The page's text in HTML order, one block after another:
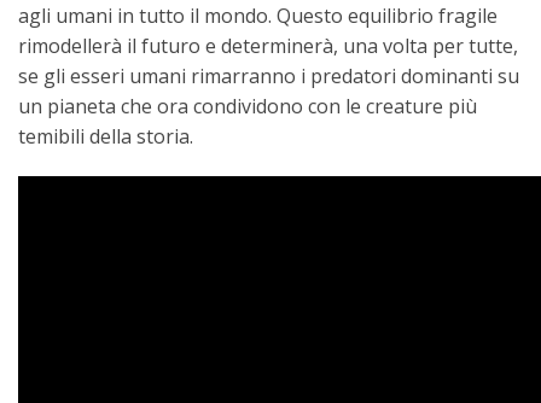
agli umani in tutto il mondo. Questo equilibrio fragile
rimodellerà il futuro e determinerà, una volta per tutte,
se gli esseri umani rimarranno i predatori dominanti su
un pianeta che ora condividono con le creature più
temibili della storia.